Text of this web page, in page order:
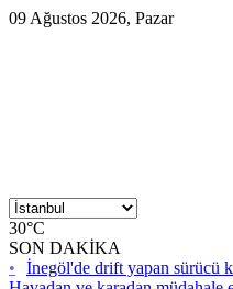
09 Ağustos 2026, Pazar
30°C
SON DAKİKA
•
İnegöl'de drift yapan sürücü